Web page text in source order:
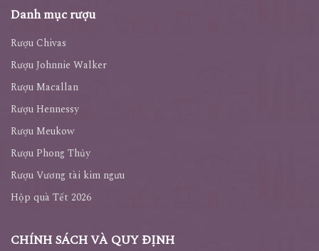
Danh mục rượu
Rượu Chivas
Rượu Johnnie Walker
Rượu Macallan
Rượu Hennessy
Rượu Meukow
Rượu Phong Thủy
Rượu Vương tài kim ngưu
Hộp quà Tết 2026
CHÍNH SÁCH VÀ QUY ĐỊNH